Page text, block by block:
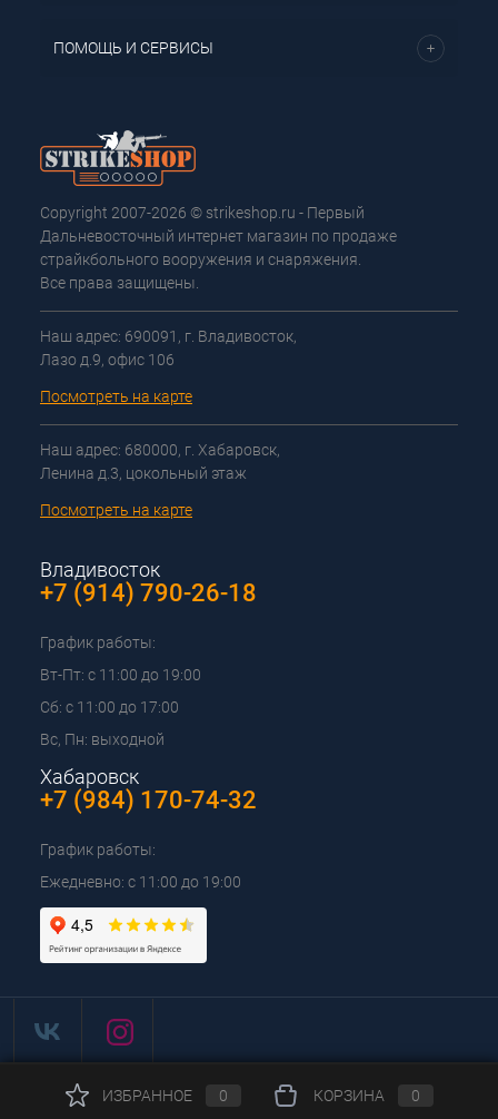
ПОМОЩЬ И СЕРВИСЫ
Copyright 2007-2026 © strikeshop.ru - Первый
Дальневосточный интернет магазин по продаже
страйкбольного вооружения и снаряжения.
Все права защищены.
Наш адрес: 690091, г. Владивосток,
Лазо д.9, офис 106
Посмотреть на карте
Наш адрес: 680000, г. Хабаровск,
Ленина д.3, цокольный этаж
Посмотреть на карте
Владивосток
+7 (914) 790-26-18
График работы:
Вт-Пт: с 11:00 до 19:00
Сб: с 11:00 до 17:00
Вс, Пн: выходной
Хабаровск
+7 (984) 170-74-32
График работы:
Ежедневно: с 11:00 до 19:00
ИЗБРАННОЕ 0 КОРЗИНА 0